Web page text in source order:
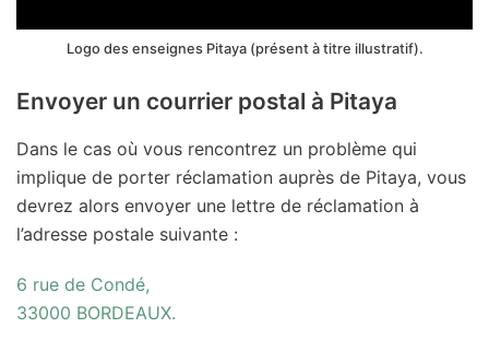
Logo des enseignes Pitaya (présent à titre illustratif).
Envoyer un courrier postal à Pitaya
Dans le cas où vous rencontrez un problème qui
implique de porter réclamation auprès de Pitaya, vous
devrez alors envoyer une lettre de réclamation à
l’adresse postale suivante :
6 rue de Condé,
33000 BORDEAUX.